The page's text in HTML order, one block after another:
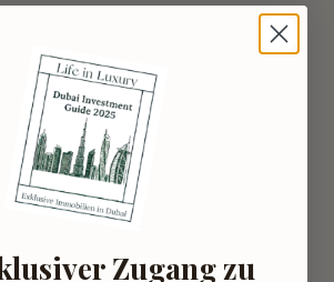
inmuebles en Dubái
impuestos?
alemanes
en Dubái?
Zugang zu